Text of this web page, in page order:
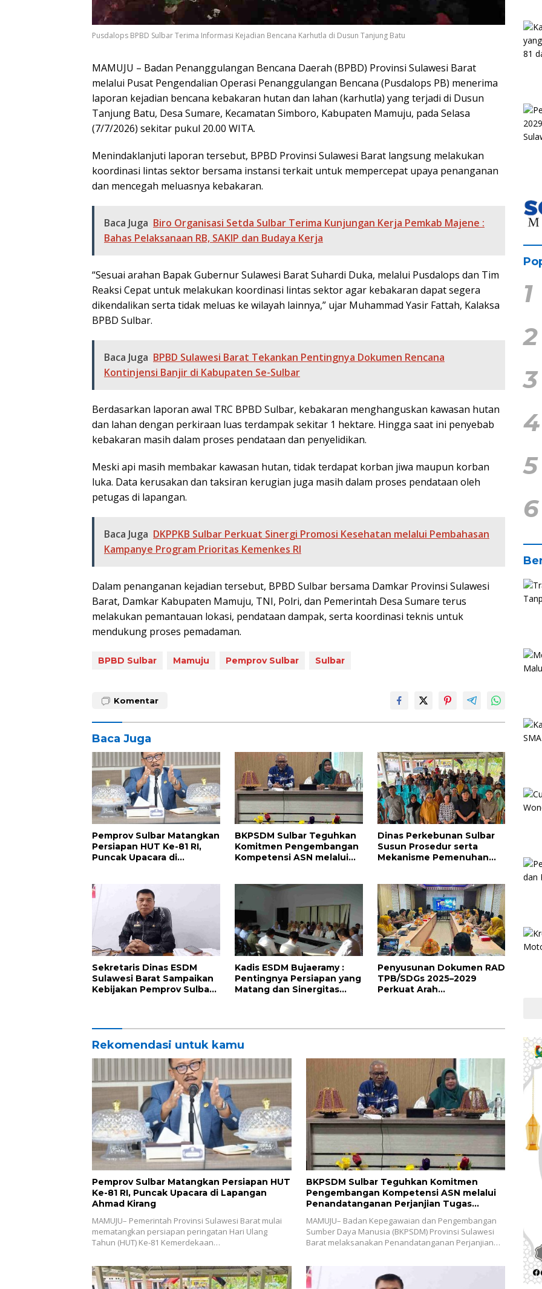
Pusdalops BPBD Sulbar Terima Informasi Kejadian Bencana Karhutla di Dusun Tanjung Batu
MAMUJU – Badan Penanggulangan Bencana Daerah (BPBD) Provinsi Sulawesi Barat
melalui Pusat Pengendalian Operasi Penanggulangan Bencana (Pusdalops PB) menerima
laporan kejadian bencana kebakaran hutan dan lahan (karhutla) yang terjadi di Dusun
Tanjung Batu, Desa Sumare, Kecamatan Simboro, Kabupaten Mamuju, pada Selasa
(7/7/2026) sekitar pukul 20.00 WITA.
Menindaklanjuti laporan tersebut, BPBD Provinsi Sulawesi Barat langsung melakukan
koordinasi lintas sektor bersama instansi terkait untuk mempercepat upaya penanganan
dan mencegah meluasnya kebakaran.
Baca Juga Biro Organisasi Setda Sulbar Terima Kunjungan Kerja Pemkab Majene :
Bahas Pelaksanaan RB, SAKIP dan Budaya Kerja
“Sesuai arahan Bapak Gubernur Sulawesi Barat Suhardi Duka, melalui Pusdalops dan Tim
Reaksi Cepat untuk melakukan koordinasi lintas sektor agar kebakaran dapat segera
dikendalikan serta tidak meluas ke wilayah lainnya,” ujar Muhammad Yasir Fattah, Kalaksa
BPBD Sulbar.
Baca Juga BPBD Sulawesi Barat Tekankan Pentingnya Dokumen Rencana
Kontinjensi Banjir di Kabupaten Se-Sulbar
Berdasarkan laporan awal TRC BPBD Sulbar, kebakaran menghanguskan kawasan hutan
dan lahan dengan perkiraan luas terdampak sekitar 1 hektare. Hingga saat ini penyebab
kebakaran masih dalam proses pendataan dan penyelidikan.
Meski api masih membakar kawasan hutan, tidak terdapat korban jiwa maupun korban
luka. Data kerusakan dan taksiran kerugian juga masih dalam proses pendataan oleh
petugas di lapangan.
Baca Juga DKPPKB Sulbar Perkuat Sinergi Promosi Kesehatan melalui Pembahasan
Kampanye Program Prioritas Kemenkes RI
Dalam penanganan kejadian tersebut, BPBD Sulbar bersama Damkar Provinsi Sulawesi
Barat, Damkar Kabupaten Mamuju, TNI, Polri, dan Pemerintah Desa Sumare terus
melakukan pemantauan lokasi, pendataan dampak, serta koordinasi teknis untuk
mendukung proses pemadaman.
BPBD Sulbar Mamuju Pemprov Sulbar Sulbar
Komentar
Baca Juga
Pemprov Sulbar Matangkan
Persiapan HUT Ke-81 RI,
Puncak Upacara di
BKPSDM Sulbar Teguhkan
Komitmen Pengembangan
Kompetensi ASN melalui
2026
Dinas Perkebunan Sulbar
Susun Prosedur serta
Mekanisme Pemenuhan
Pasangkayu
Sekretaris Dinas ESDM
Sulawesi Barat Sampaikan
Kebijakan Pemprov Sulbar
Kadis ESDM Bujaeramy :
Pentingnya Persiapan yang
Matang dan Sinergitas
Penyusunan Dokumen RAD
TPB/SDGs 2025–2029
Perkuat Arah
Rekomendasi untuk kamu
Pemprov Sulbar Matangkan Persiapan HUT
Ke-81 RI, Puncak Upacara di Lapangan
Ahmad Kirang
MAMUJU– Pemerintah Provinsi Sulawesi Barat mulai
mematangkan persiapan peringatan Hari Ulang
Tahun (HUT) Ke-81 Kemerdekaan…
BKPSDM Sulbar Teguhkan Komitmen
Pengembangan Kompetensi ASN melalui
Penandatanganan Perjanjian Tugas
MAMUJU– Badan Kepegawaian dan Pengembangan
Sumber Daya Manusia (BKPSDM) Provinsi Sulawesi
Barat melaksanakan Penandatanganan Perjanjian…
1
2
3
4
5
6